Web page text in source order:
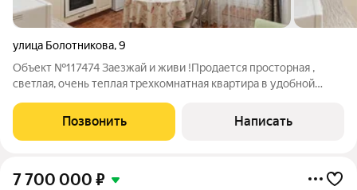
улица Болотникова,9
Объект №117474 Заезжай и живи !Продается просторная ,
светлая, очень теплая трехкомнатная квартира в удобной
количество парковочных мест . В шаговой доступности
остановки общественного транспорта ,
Позвонить Написать
7 700 000 ₽